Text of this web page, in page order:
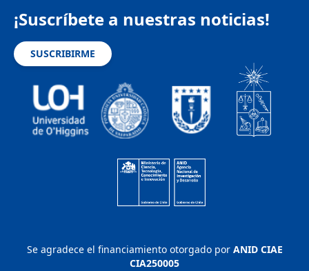
¡Suscríbete a nuestras noticias!
SUSCRIBIRME
Se agradece el financiamiento otorgado por ANID CIAE
CIA250005